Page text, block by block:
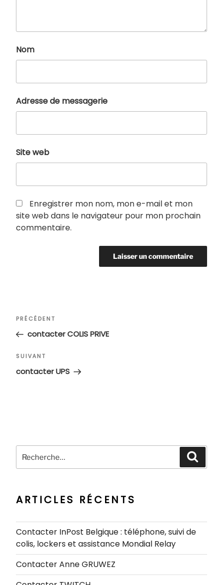
Nom
Adresse de messagerie
Site web
Enregistrer mon nom, mon e-mail et mon
site web dans le navigateur pour mon prochain
commentaire.
Navigation
l’article
Article
précédent
PRÉCÉDENT
contacter COLIS PRIVE
Article
suivant
SUIVANT
contacter UPS
pour
ARTICLES RÉCENTS
Contacter InPost Belgique : téléphone, suivi de
colis, lockers et assistance Mondial Relay
Contacter Anne GRUWEZ